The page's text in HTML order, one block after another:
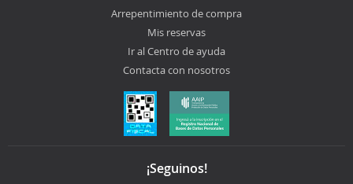
Arrepentimiento de compra
Mis reservas
Ir al Centro de ayuda
Contacta con nosotros
¡Seguinos!